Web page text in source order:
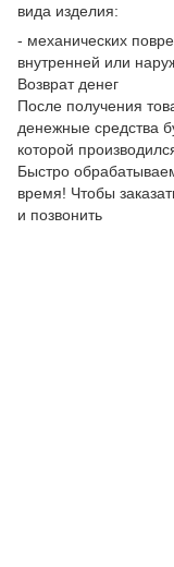
вида изделия:
- механических
внутренней или
Возврат денег
После получения
денежные средства
которой
Быстро
время! Чтобы
и позвонить